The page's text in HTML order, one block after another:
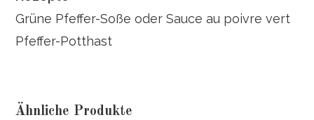
Grüne Pfeffer-Soße oder Sauce au poivre vert
Pfeffer-Potthast
Ähnliche Produkte